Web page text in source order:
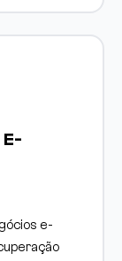
e-